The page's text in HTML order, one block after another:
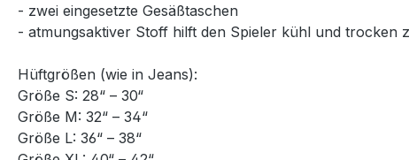
- zwei eingesetzte Gesäßtaschen
- atmungsaktiver Stoff hilft den Spieler kühl und trocken
Hüftgrößen (wie in Jeans):
Größe S: 28“ – 30“
Größe M: 32“ – 34“
Größe L: 36“ – 38“